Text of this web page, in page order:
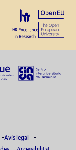
Avís legal